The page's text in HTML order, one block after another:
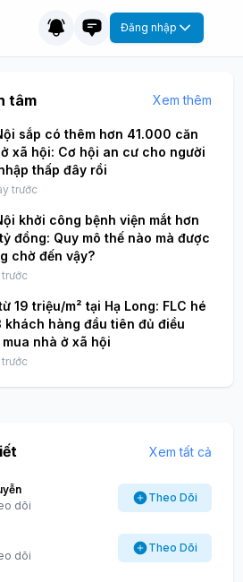
Đăng nhập
tâm Xem thêm
sắp có thêm hơn 41.000 căn
xã hội: Cơ hội an cư cho người
thấp đây rồi
trước
khởi công bệnh viện mắt hơn
đồng: Quy mô thế nào mà được
chờ đến vậy?
19 triệu/m² tại Hạ Long: FLC hé
khách hàng đầu tiên đủ điều
nhà ở xã hội
Xem tất cả
dõi
Theo Dõi
dõi
Theo Dõi